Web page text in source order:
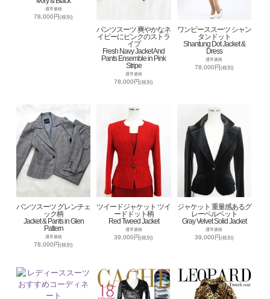
通常価格
78,000円(税別)
パンツスーツ 爽やかなネ
イビーにピンクのストラ
イプ
Fresh Navy Jacket And
Pants Ensemble in Pink
Stripe
通常価格
78,000円(税別)
ワンピーススーツ シャン
タンドット
Shantung Dot Jacket &
Dress
通常価格
78,000円(税別)
パンツスーツ グレンチェ
ック柄
Jacket & Pants in Glen
Pattern
通常価格
78,000円(税別)
ツイードジャケット ツイ
ードドット柄
Red Tweed Jacket
通常価格
39,000円(税別)
ジャケット 重量感あるグ
レーベルベット
Gray Velvet Solid Jacket
通常価格
39,000円(税別)